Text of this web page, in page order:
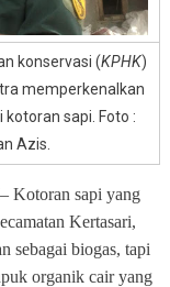
konservasi (KPHK)
memperkenalkan
sapi. Foto :
Azis.
– Kotoran sapi yang
Kertasari,
sebagai biogas, tapi
organik cair yang